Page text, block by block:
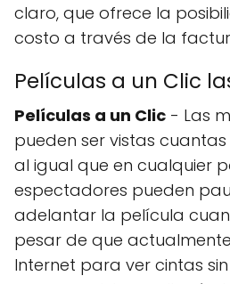
claro, que ofrece la
costo a través de la
Películas a un Clic
Películas a un Clic - Las
pueden ser vistas
al igual que en cualquier
espectadores pueden
adelantar la película
pesar de que
Internet para ver cintas